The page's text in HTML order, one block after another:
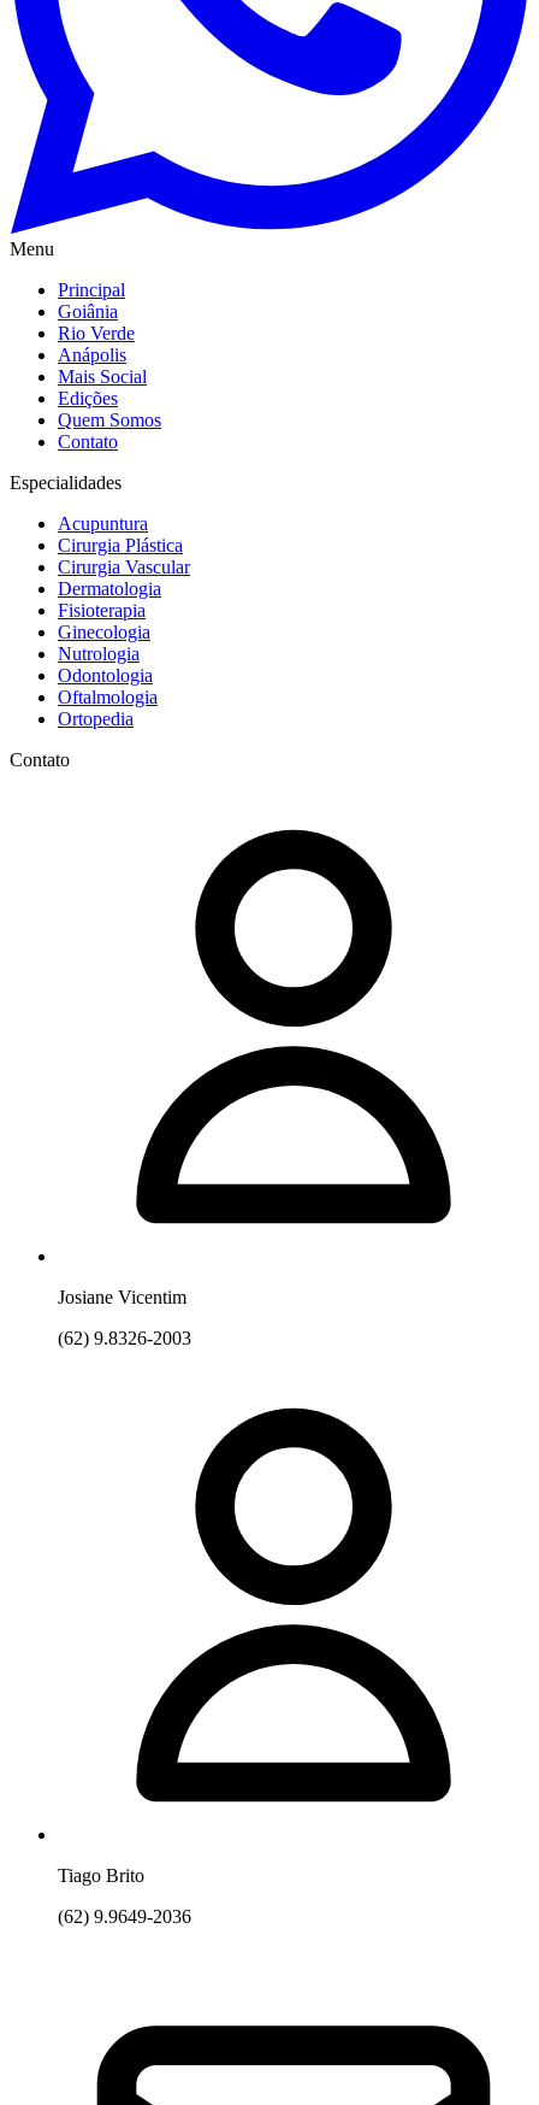
Menu
Principal
Goiânia
Rio Verde
Anápolis
Mais Social
Edições
Quem Somos
Contato
Especialidades
Acupuntura
Cirurgia Plástica
Cirurgia Vascular
Dermatologia
Fisioterapia
Ginecologia
Nutrologia
Odontologia
Oftalmologia
Ortopedia
Contato
Josiane Vicentim
(62) 9.8326-2003
Tiago Brito
(62) 9.9649-2036